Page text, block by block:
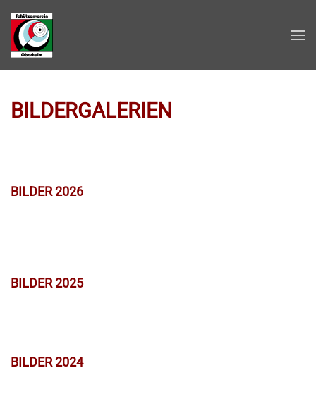
Zum Hauptinhalt springen
BILDERGALERIEN
BILDER 2026
BILDER 2025
BILDER 2024